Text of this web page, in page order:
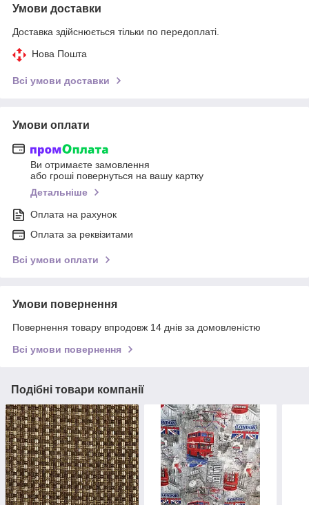
Умови доставки
Доставка здійснюється тільки по передоплаті.
Нова Пошта
Всі умови доставки
Умови оплати
Ви отримаєте замовлення
або гроші повернуться на вашу картку
Детальніше
Оплата на рахунок
Оплата за реквізитами
Всі умови оплати
Умови повернення
Повернення товару впродовж 14 днів за домовленістю
Всі умови повернення
Подібні товари компанії